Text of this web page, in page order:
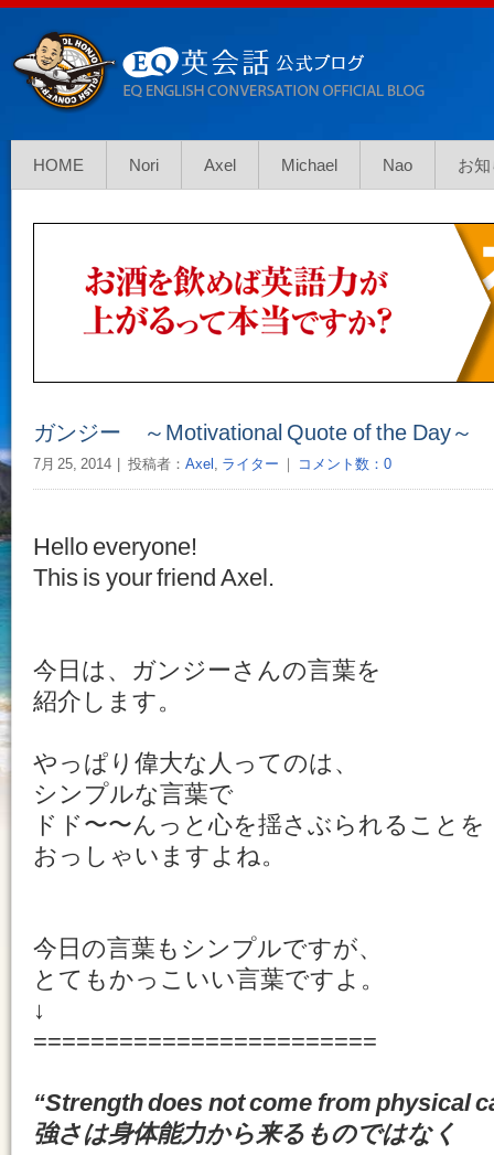
HOME Nori Axel Michael Nao お
ガンジー ～Motivational Quote of the Day～
7月 25, 2014 投稿者：Axel , ライター ｜ コメント数：0
Hello everyone!
This is your friend Axel.
今日は、ガンジーさんの言葉を
紹介します。
やっぱり偉大な人ってのは、
シンプルな言葉で
ドド〜〜んっと心を揺さぶられることを
おっしゃいますよね。
今日の言葉もシンプルですが、
とてもかっこいい言葉ですよ。
↓
========================
“Strength does not come from physical
強さは身体能力から来るものではなく